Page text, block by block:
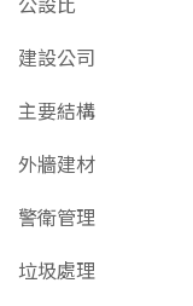
建設公司
主要結構
外牆建材
警衛管理
垃圾處理